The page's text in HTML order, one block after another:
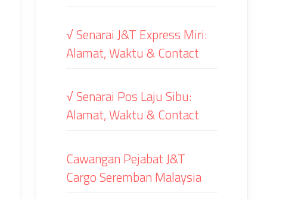
√ Senarai J&T Express Miri:
Alamat, Waktu & Contact
√ Senarai Pos Laju Sibu:
Alamat, Waktu & Contact
Cawangan Pejabat J&T
Cargo Seremban Malaysia